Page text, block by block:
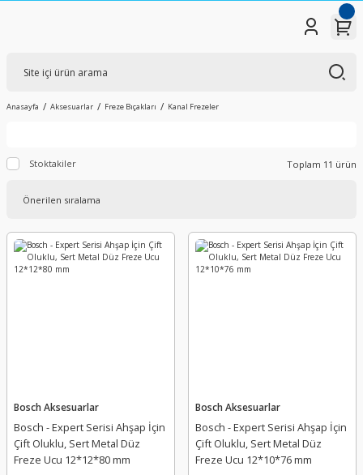
Anasayfa Aksesuarlar Freze Bıçakları Kanal Frezeler
Stoktakiler Toplam 11 ürün
Bosch Aksesuarlar
Bosch - Expert Serisi Ahşap İçin
Çift Oluklu, Sert Metal Düz
Freze Ucu 12*12*80 mm
Bosch Aksesuarlar
Bosch - Expert Serisi Ahşap İçin
Çift Oluklu, Sert Metal Düz
Freze Ucu 12*10*76 mm